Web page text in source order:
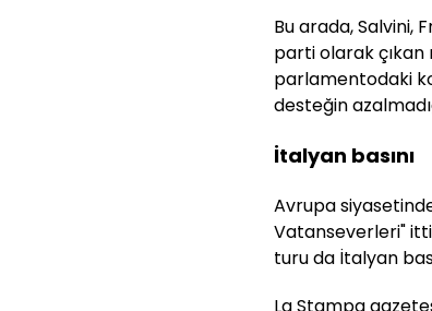
Bu arada, Salvini,
parti olarak çıkan
parlamentodaki
desteğin
İtalyan basını
Avrupa
Vatanseverleri"
turu da İtalyan